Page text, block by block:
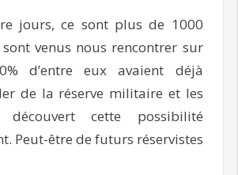
jours, ce sont plus de 1000
venus nous rencontrer sur
d’entre eux avaient déjà
de la réserve militaire et les
cette possibilité
Peut-être de futurs réservistes